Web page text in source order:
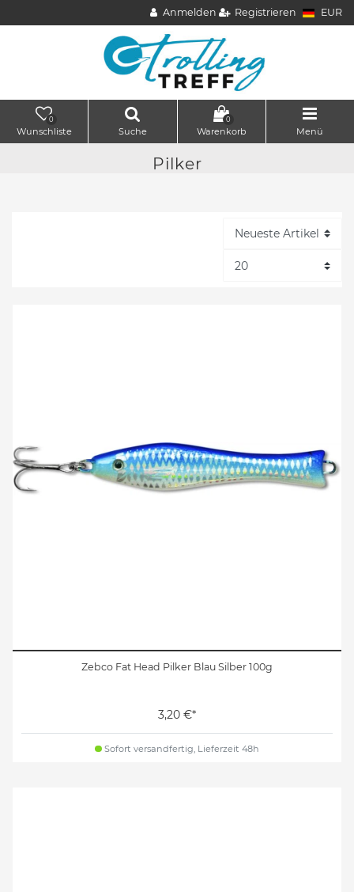
Anmelden Registrieren EUR
0
Wunschliste Suche
0
Warenkorb Menü
Pilker
Zebco Fat Head Pilker Blau Silber 100g
3,20 €*
Sofort versandfertig, Lieferzeit 48h